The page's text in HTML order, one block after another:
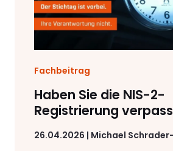
Fachbeitrag
Haben Sie die NIS-2-
Registrierung
26.04.2026 | Michael